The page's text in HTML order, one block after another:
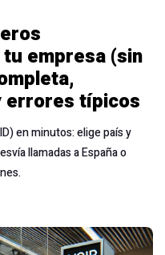
empresa (sin
errores típicos
en minutos: elige país y
llamadas a España o